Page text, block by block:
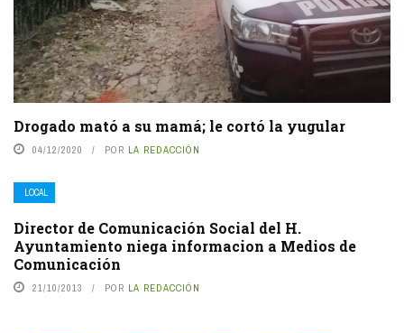
Drogado mató a su mamá; le cortó la yugular
04/12/2020 POR LA REDACCIÓN
LOCAL
Director de Comunicación Social del H.
Ayuntamiento niega informacion a Medios de
Comunicación
21/10/2013 POR LA REDACCIÓN